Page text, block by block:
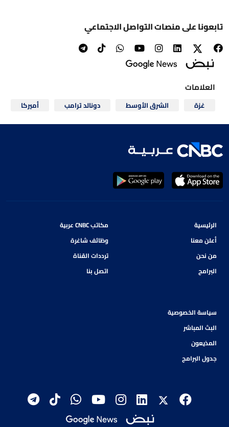
تابعونا على منصات التواصل الاجتماعي
العلامات
غزة الشرق الأوسط دونالد ترامب أميركا
الرئيسية
أعلن معنا
من نحن
البرامج
مكاتب CNBC عربية
وظائف شاغرة
ترددات القناة
اتصل بنا
سياسة الخصوصية
البث المباشر
المذيعون
جدول البرامج